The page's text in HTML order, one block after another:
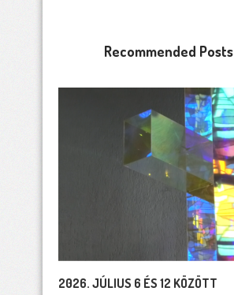
Recommended Posts
2026. JÚLIUS 6 ÉS 12 KÖZÖTT